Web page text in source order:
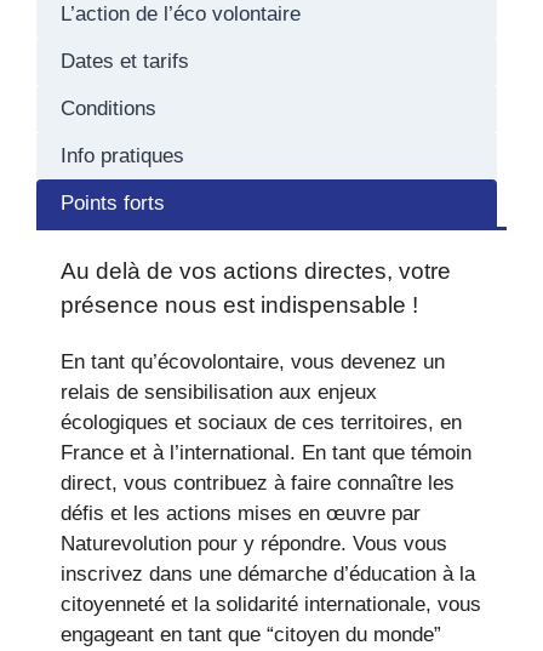
L’action de l’éco volontaire
Dates et tarifs
Conditions
Info pratiques
Points forts
Au delà de vos actions directes, votre
présence nous est indispensable !
En tant qu’écovolontaire, vous devenez un
relais de sensibilisation aux enjeux
écologiques et sociaux de ces territoires, en
France et à l’international. En tant que témoin
direct, vous contribuez à faire connaître les
défis et les actions mises en œuvre par
Naturevolution pour y répondre. Vous vous
inscrivez dans une démarche d’éducation à la
citoyenneté et la solidarité internationale, vous
engageant en tant que “citoyen du monde”